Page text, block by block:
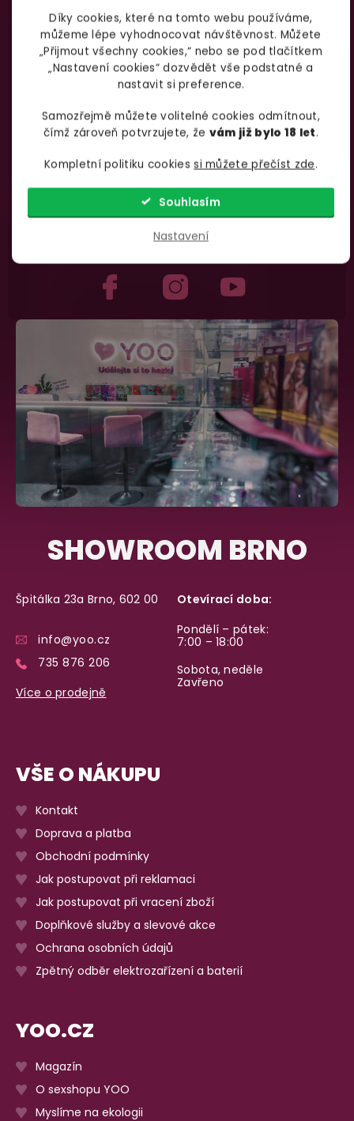
Díky cookies, které na tomto webu používáme,
můžeme lépe vyhodnocovat návštěvnost. Můžete
„Přijmout všechny cookies,“ nebo se pod tlačítkem
„Nastavení cookies“ dozvědět vše podstatné a
nastavit si preference.
Samozřejmě můžete volitelné cookies odmítnout,
čímž zároveň potvrzujete, že vám již bylo 18 let.
Kompletní politiku cookiessi můžete přečíst zde.
Nastavení
Souhlasím
info@yoo.cz
Napište nám kdykoliv
735 876 206
(Po-Pá 7.00-18.00)
Nevíte si radys výběrem zboží?
Zavolejte Jolaně
SHOWROOM BRNO
Špitálka 23a Brno, 602 00
info@yoo.cz
735 876 206
Více o prodejně
Otevírací doba:
Pondělí – pátek:
7:00 – 18:00
Sobota, neděle
Zavřeno
VŠE O NÁKUPU
Kontakt
Doprava a platba
Obchodní podmínky
Jak postupovat při reklamaci
Jak postupovat při vracení zboží
Doplňkové služby a slevové akce
Ochrana osobních údajů
Zpětný odběr elektrozařízení a baterií
YOO.CZ
Magazín
O sexshopu YOO
Myslíme na ekologii